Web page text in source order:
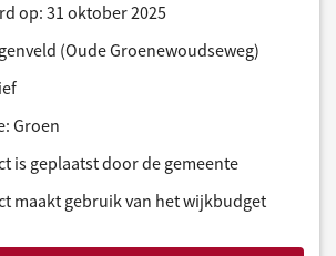
op: 31 oktober 2025
(Oude Groenewoudseweg)
Groen
is geplaatst door de gemeente
maakt gebruik van het wijkbudget